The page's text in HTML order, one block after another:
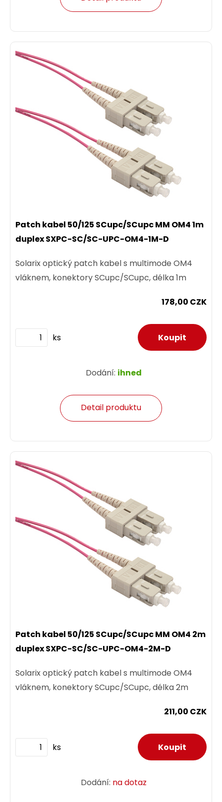
Patch kabel 50/125 SCupc/SCupc MM OM4 1m
duplex SXPC-SC/SC-UPC-OM4-1M-D
Solarix optický patch kabel s multimode OM4
vláknem, konektory SCupc/SCupc, délka 1m
178,00 CZK
ks
Dodání: ihned
Detail produktu
Patch kabel 50/125 SCupc/SCupc MM OM4 2m
duplex SXPC-SC/SC-UPC-OM4-2M-D
Solarix optický patch kabel s multimode OM4
vláknem, konektory SCupc/SCupc, délka 2m
211,00 CZK
ks
Dodání: na dotaz